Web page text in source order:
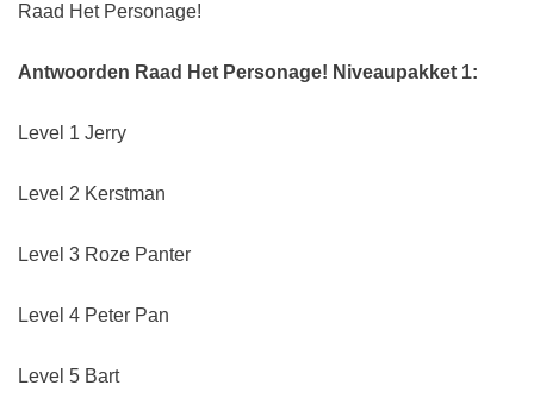
Raad Het Personage!
Antwoorden Raad Het Personage! Niveaupakket 1:
Level 1 Jerry
Level 2 Kerstman
Level 3 Roze Panter
Level 4 Peter Pan
Level 5 Bart